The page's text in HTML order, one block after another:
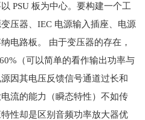
PSU 板为中心。要构建一个工
压器、IEC 电源输入插座、电源
电路板。 由于变压器的存在，
（可以简单的看作输出功率与
因其电压反馈信号通道过长和
流的能力（瞬态特性）不如传
性却是区别音频功率放大器优